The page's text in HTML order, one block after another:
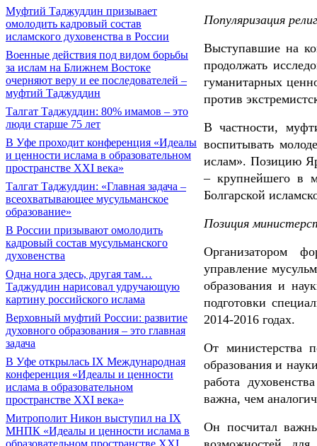
Муфтий Таджуддин призывает
омолодить кадровый состав
исламского духовенства в России
Военные действия под видом борьбы
за ислам на Ближнем Востоке
очерняют веру и ее последователей –
муфтий Таджуддин
Талгат Таджуддин: 80% имамов – это
люди старше 75 лет
В Уфе проходит конференция «Идеалы
и ценности ислама в образовательном
пространстве XXI века»
Талгат Таджуддин: «Главная задача –
всеохватывающее мусульманское
образование»
В России призывают омолодить
кадровый состав мусульманского
духовенства
Одна нога здесь, другая там…
Таджуддин нарисовал удручающую
картину российского ислама
Верховный муфтий России: развитие
духовного образования – это главная
задача
В Уфе открылась IX Международная
конференция «Идеалы и ценности
ислама в образовательном
пространстве XXI века»
Митрополит Никон выступил на IX
МНПК «Идеалы и ценности ислама в
образовательном пространстве XXI
Популяризация
Выступавшие на
продолжать
гуманитарных
против
В частности,
воспитывать
ислам». Позицию
– крупнейшего в
Болгарской
Позиция
Организатором
управление
образования и
подготовки
2014-2016 годах.
От министерства
образования и
работа
важна, чем
Он посчитал